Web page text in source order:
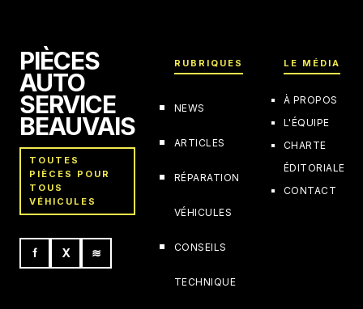
PIÈCES
AUTO
SERVICE
BEAUVAIS
TOUTES
PIÈCES POUR
TOUS
VÉHICULES
f X ≋
RUBRIQUES
NEWS
ARTICLES
RÉPARATION
VÉHICULES
CONSEILS
TECHNIQUE
LE MÉDIA
À PROPOS
L'ÉQUIPE
CHARTE
ÉDITORIALE
CONTACT